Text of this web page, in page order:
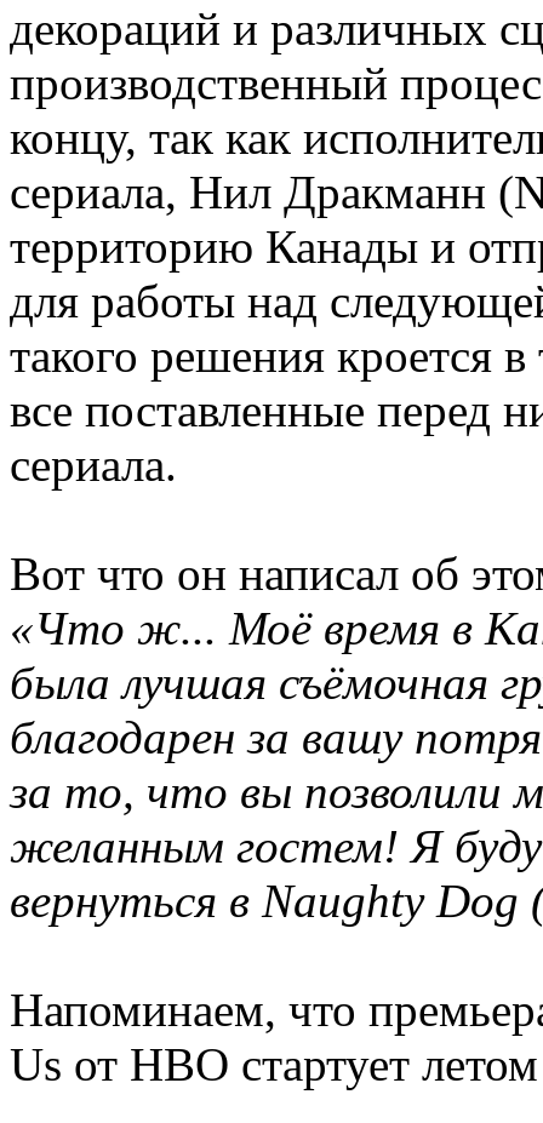
декораций и различных
производственный
концу, так как
сериала, Нил Дракманн
территорию Канады и
для работы над
такого решения кроется
все поставленные перед
сериала.
Вот что он написал об
«Что ж... Моё время в
была лучшая съёмочная
благодарен за вашу
за то, что вы позволили
желанным гостем! Я
вернуться в Naughty Dog
Напоминаем, что
Us от HBO стартует